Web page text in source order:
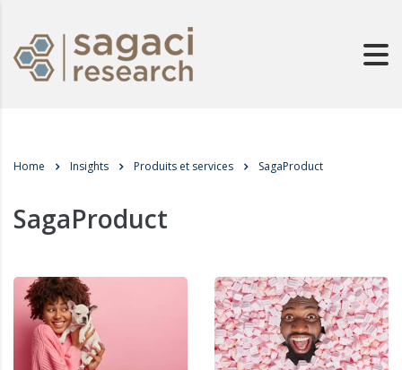
Home Insights Produits et services SagaProduct
SagaProduct